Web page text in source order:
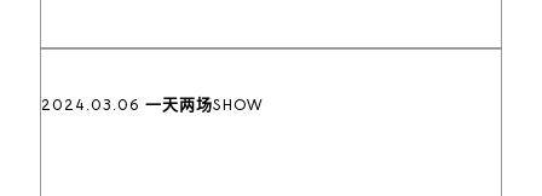
2024.03.06 一天两场SHOW